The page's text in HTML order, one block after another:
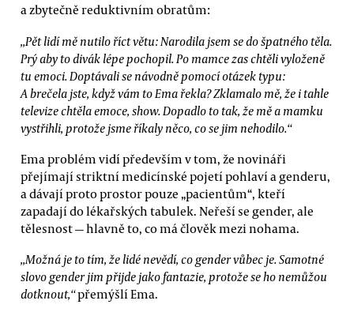
a zbytečně reduktivním obratům:
„Pět lidí mě nutilo říct větu: Narodila jsem se do špatného těla.
Prý aby to divák lépe pochopil. Po mamce zas chtěli vyloženě
tu emoci. Doptávali se návodně pomocí otázek typu:
A brečela jste, když vám to Ema řekla? Zklamalo mě, že i tahle
televize chtěla emoce, show. Dopadlo to tak, že mě a mamku
vystřihli, protože jsme říkaly něco, co se jim nehodilo.“
Ema problém vidí především v tom, že novináři
přejímají striktní medicínské pojetí pohlaví a genderu,
a dávají proto prostor pouze „pacientům“, kteří
zapadají do lékařských tabulek. Neřeší se gender, ale
tělesnost — hlavně to, co má člověk mezi nohama.
„Možná je to tím, že lidé nevědí, co gender vůbec je. Samotné
slovo gender jim přijde jako fantazie, protože se ho nemůžou
dotknout,“přemýšlí Ema.